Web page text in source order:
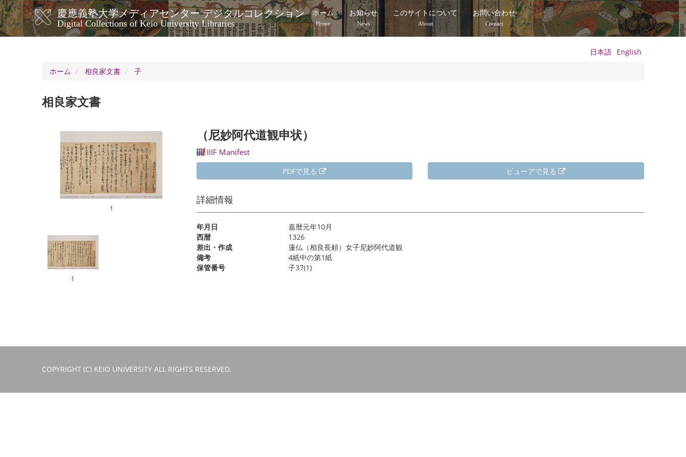
メ
イ
ン
コ
慶應義塾大学メディアセンター デジタルコレクション
Digital Collections of Keio University Libraries
メ
イ
ビ
ー
シ
ホーム
Home
お知らせ
News
このサイトについて
About
お問い合わせ
Contact
日本語 English
ホーム
相良家文書 子
相良家文書
1
1
（尼妙阿代道観申状）
IIIF Manifest
PDFで見る ビューアで見る
詳細情報
年月日
嘉暦元年10月
西暦
1326
差出・作成
蓮仏（相良長頼）女子尼妙阿代道観
備考
4紙中の第1紙
保管番号
子37(1)
COPYRIGHT (C) KEIO UNIVERSITY ALL RIGHTS RESERVED.